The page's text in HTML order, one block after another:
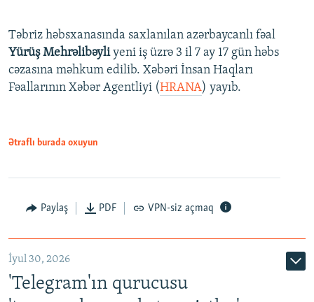
Təbriz həbsxanasında saxlanılan azərbaycanlı fəal
Yürüş Mehrəlibəyliyeni iş üzrə 3 il 7 ay 17 gün həbs
cəzasına məhkum edilib. Xəbəri İnsan Haqları
Fəallarının Xəbər Agentliyi (HRANA) yayıb.
Ətraflı burada oxuyun
Paylaş PDF VPN-siz açmaq
İyul 30, 2026
'Telegram'ın qurucusu